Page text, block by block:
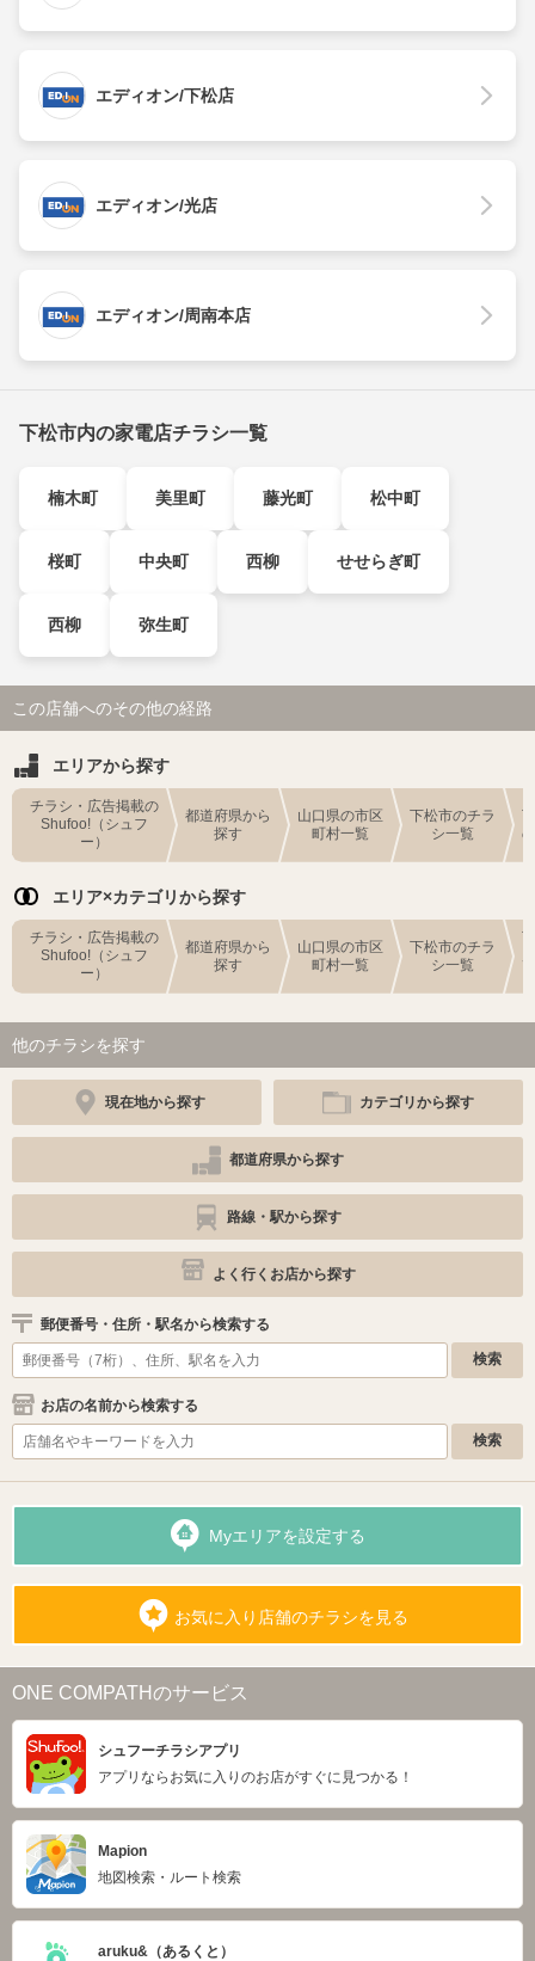
エディオン/下松店
エディオン/光店
エディオン/周南本店
下松市内の家電店チラシ一覧
楠木町 美里町 藤光町 松中町
桜町 中央町 西柳 せせらぎ町
西柳 弥生町
この店舗へのその他の経路
エリアから探す
チラシ・広告掲載の
Shufoo!（シュフ
ー）
都道府県から
探す
山口県の市区
町村一覧
下松市のチラ
シ一覧
エリア×カテゴリから探す
チラシ・広告掲載の
Shufoo!（シュフ
ー）
都道府県から
探す
山口県の市区
町村一覧
下松市のチラ
シ一覧
他のチラシを探す
現在地から探す カテゴリから探す
都道府県から探す
路線・駅から探す
よく行くお店から探す
郵便番号・住所・駅名から検索する
お店の名前から検索する
Myエリアを設定する
お気に入り店舗のチラシを見る
ONE COMPATHのサービス
シュフーチラシアプリ
アプリならお気に入りのお店がすぐに見つかる！
Mapion
地図検索・ルート検索
aruku&（あるくと）